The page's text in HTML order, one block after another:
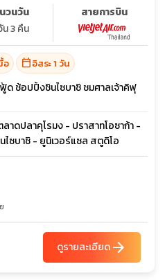
วนวัน
น 3 คืน
สายการบิน
อ calendar_todayอิสระ 1 วัน
ด ช้อปปิ้งชินไซบาชิ ชมศาลเจ้าคิฟุ
ลาดปลาคุโรมง - ปราสาทโอซาก้า -
ไซบาชิ - ยูนิเวอร์แซล สตูดิโอ
ดูรายละเอียดarrow_forward